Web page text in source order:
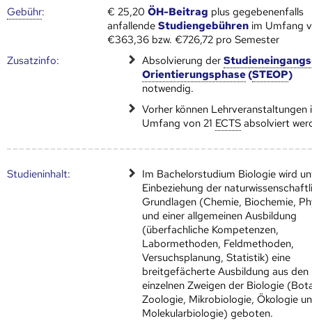
Gebühr: € 25,20ÖH-Beitrag plus gegebenenfalls
anfallendeStudiengebühren im Umfang
€363,36 bzw. €726,72 pro Semester
Zusatz­info:
Absolvierung der
Orientierungsphase (STEOP)
notwendig.
Vorher können Lehrveranstaltungen
Umfang von 21 ECTS absolviert
Studien­inhalt:
Im Bachelorstudium Biologie wird
Einbeziehung der
Grundlagen (Chemie, Biochemie,
und einer allgemeinen Ausbildung
(überfachliche Kompetenzen,
Labormethoden, Feldmethoden,
Versuchsplanung, Statistik) eine
breitgefächerte Ausbildung aus den
einzelnen Zweigen der Biologie
Zoologie, Mikrobiologie, Ökologie
Molekularbiologie) geboten.